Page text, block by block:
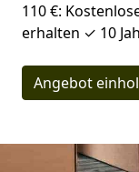
110 €:
erhalten ✓ 10
Angebot